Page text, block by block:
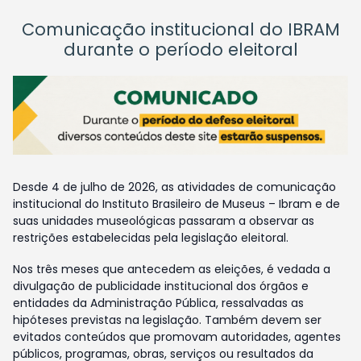
Comunicação institucional do IBRAM
durante o período eleitoral
Desde 4 de julho de 2026, as atividades de comunicação
institucional do Instituto Brasileiro de Museus – Ibram e de
suas unidades museológicas passaram a observar as
restrições estabelecidas pela legislação eleitoral.
Nos três meses que antecedem as eleições, é vedada a
divulgação de publicidade institucional dos órgãos e
entidades da Administração Pública, ressalvadas as
hipóteses previstas na legislação. Também devem ser
evitados conteúdos que promovam autoridades, agentes
públicos, programas, obras, serviços ou resultados da